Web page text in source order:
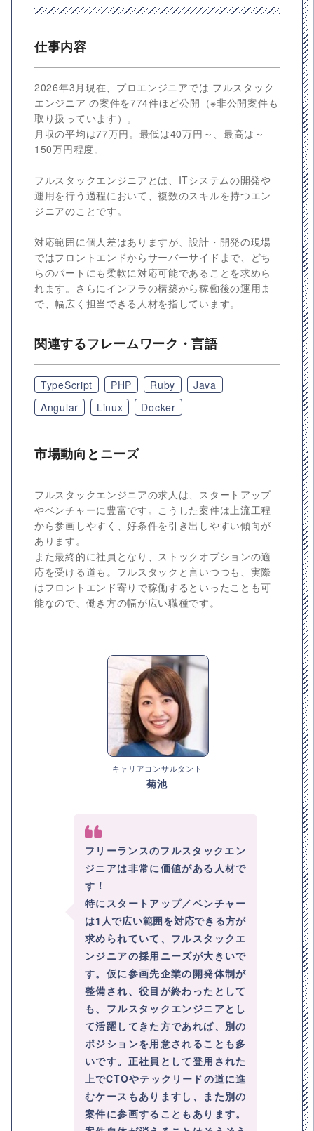
仕事内容
2026年3月現在、プロエンジニアでは フルスタック
エンジニア の案件を774件ほど公開（※非公開案件も
取り扱っています）。
月収の平均は77万円。最低は40万円～、最高は～
150万円程度。
フルスタックエンジニアとは、ITシステムの開発や
運用を行う過程において、複数のスキルを持つエン
ジニアのことです。
対応範囲に個人差はありますが、設計・開発の現場
ではフロントエンドからサーバーサイドまで、どち
らのパートにも柔軟に対応可能であることを求めら
れます。さらにインフラの構築から稼働後の運用ま
で、幅広く担当できる人材を指しています。
関連するフレームワーク・言語
TypeScript PHP Ruby
Java
Angular
Linux Docker
市場動向とニーズ
フルスタックエンジニアの求人は、スタートアップ
やベンチャーに豊富です。こうした案件は上流工程
から参画しやすく、好条件を引き出しやすい傾向が
あります。
また最終的に社員となり、ストックオプションの適
応を受ける道も。フルスタックと言いつつも、実際
はフロントエンド寄りで稼働するといったことも可
能なので、働き方の幅が広い職種です。
キャリアコンサルタント
菊池
フリーランスのフルスタックエン
ジニアは非常に価値がある人材で
す！
特にスタートアップ／ベンチャー
は1人で広い範囲を対応できる方が
求められていて、フルスタックエ
ンジニアの採用ニーズが大きいで
す。仮に参画先企業の開発体制が
整備され、役目が終わったとして
も、フルスタックエンジニアとし
て活躍してきた方であれば、別の
ポジションを用意されることも多
いです。正社員として登用された
上でCTOやテックリードの道に進
むケースもありますし、また別の
案件に参画することもあります。